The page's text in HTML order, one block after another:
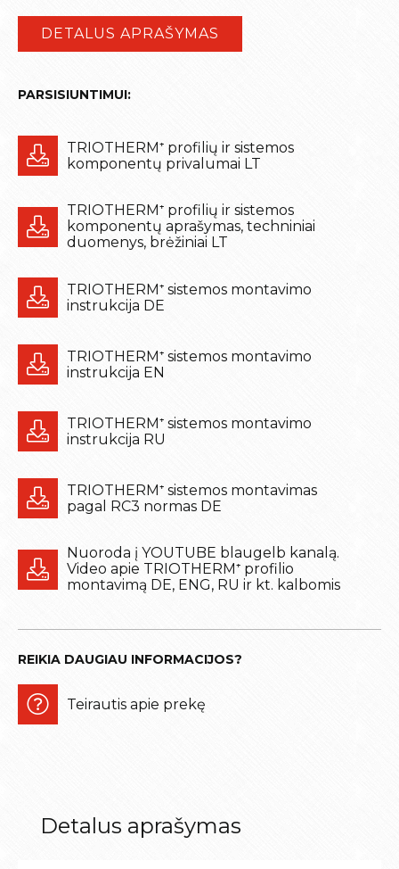
DETALUS APRAŠYMAS
PARSISIUNTIMUI:
TRIOTHERM⁺ profilių ir sistemos
komponentų privalumai LT
TRIOTHERM⁺ profilių ir sistemos
komponentų aprašymas, techniniai
duomenys, brėžiniai LT
TRIOTHERM⁺ sistemos montavimo
instrukcija DE
TRIOTHERM⁺ sistemos montavimo
instrukcija EN
TRIOTHERM⁺ sistemos montavimo
instrukcija RU
TRIOTHERM⁺ sistemos montavimas
pagal RC3 normas DE
Nuoroda į YOUTUBE blaugelb kanalą.
Video apie TRIOTHERM⁺ profilio
montavimą DE, ENG, RU ir kt. kalbomis
REIKIA DAUGIAU INFORMACIJOS?
Teirautis apie prekę
Detalus aprašymas